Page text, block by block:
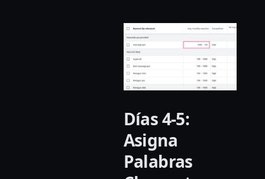
Días 4-5:
Asigna
Palabras